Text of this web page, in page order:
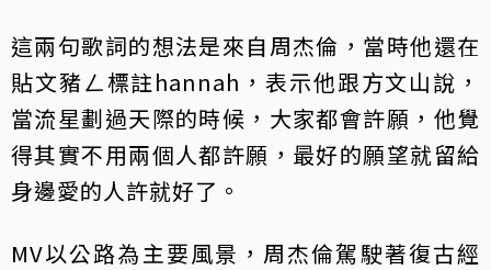
這兩句歌詞的想法是來自周杰倫，當時他還在
貼文豬ㄥ標註hannah，表示他跟方文山說，
當流星劃過天際的時候，大家都會許願，他覺
得其實不用兩個人都許願，最好的願望就留給
身邊愛的人許就好了。
MV以公路為主要風景，周杰倫駕駛著復古經